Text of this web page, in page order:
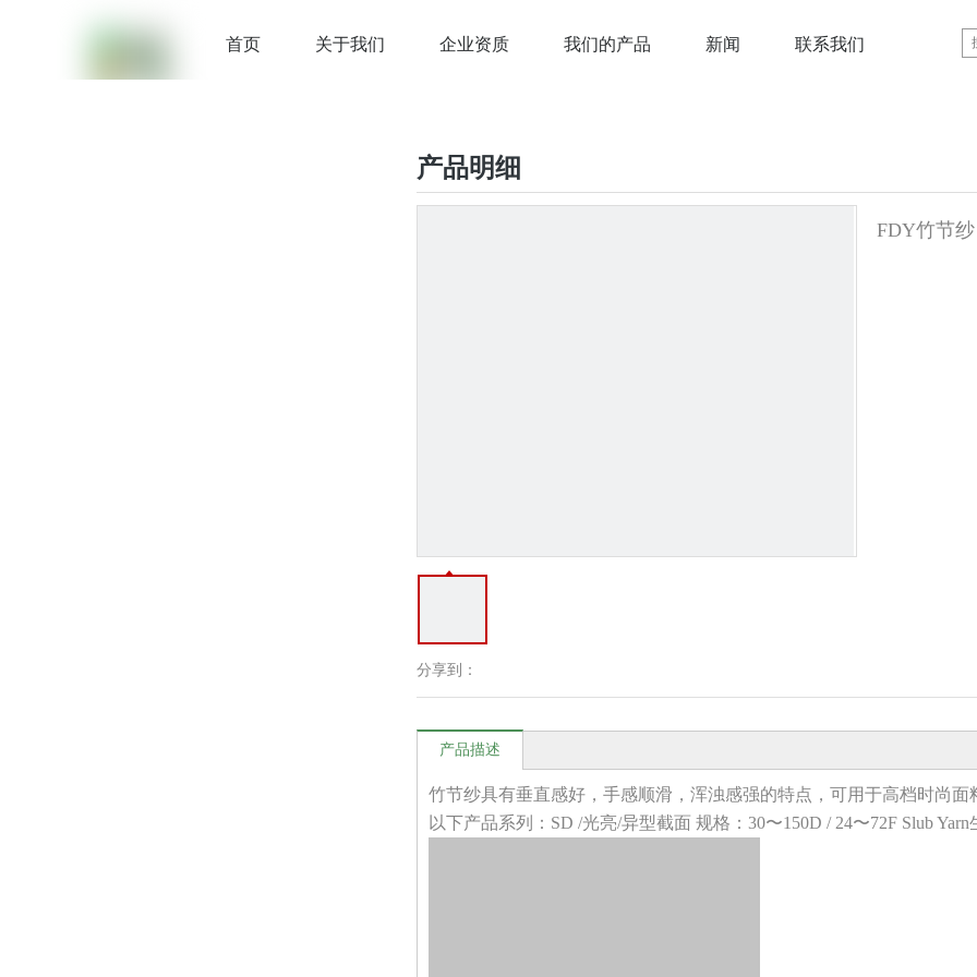
首页 关于我们 企业资质 我们的产品 新闻 联系我们
产品明细
分享到：
FDY竹节
产品描述
竹节纱具有垂直感好，手感顺滑，浑浊感强的特点，可用于高档时尚
以下产品系列：SD /光亮/异型截面 规格：30〜150D / 24〜72F Slub